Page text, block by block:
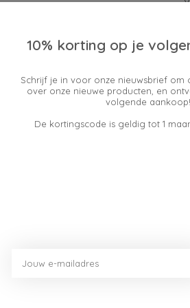
Geen producten
10% korting op je
Schrijf je in voor onze nieuwsbrief om
over onze nieuwe producten, en
volgende
De kortingscode is geldig tot 1